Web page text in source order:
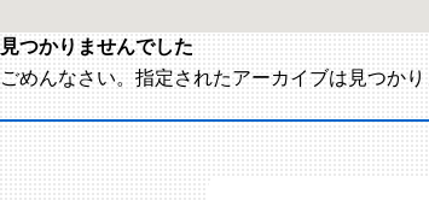
見つかりませんでした
ごめんなさい。指定されたアーカイブは見つかり